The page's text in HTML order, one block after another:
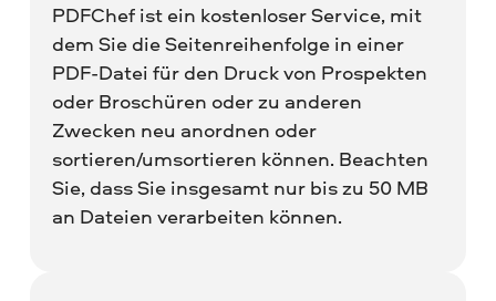
PDFChef ist ein kostenloser Service, mit
dem Sie die Seitenreihenfolge in einer
PDF-Datei für den Druck von Prospekten
oder Broschüren oder zu anderen
Zwecken neu anordnen oder
sortieren/umsortieren können. Beachten
Sie, dass Sie insgesamt nur bis zu 50 MB
an Dateien verarbeiten können.